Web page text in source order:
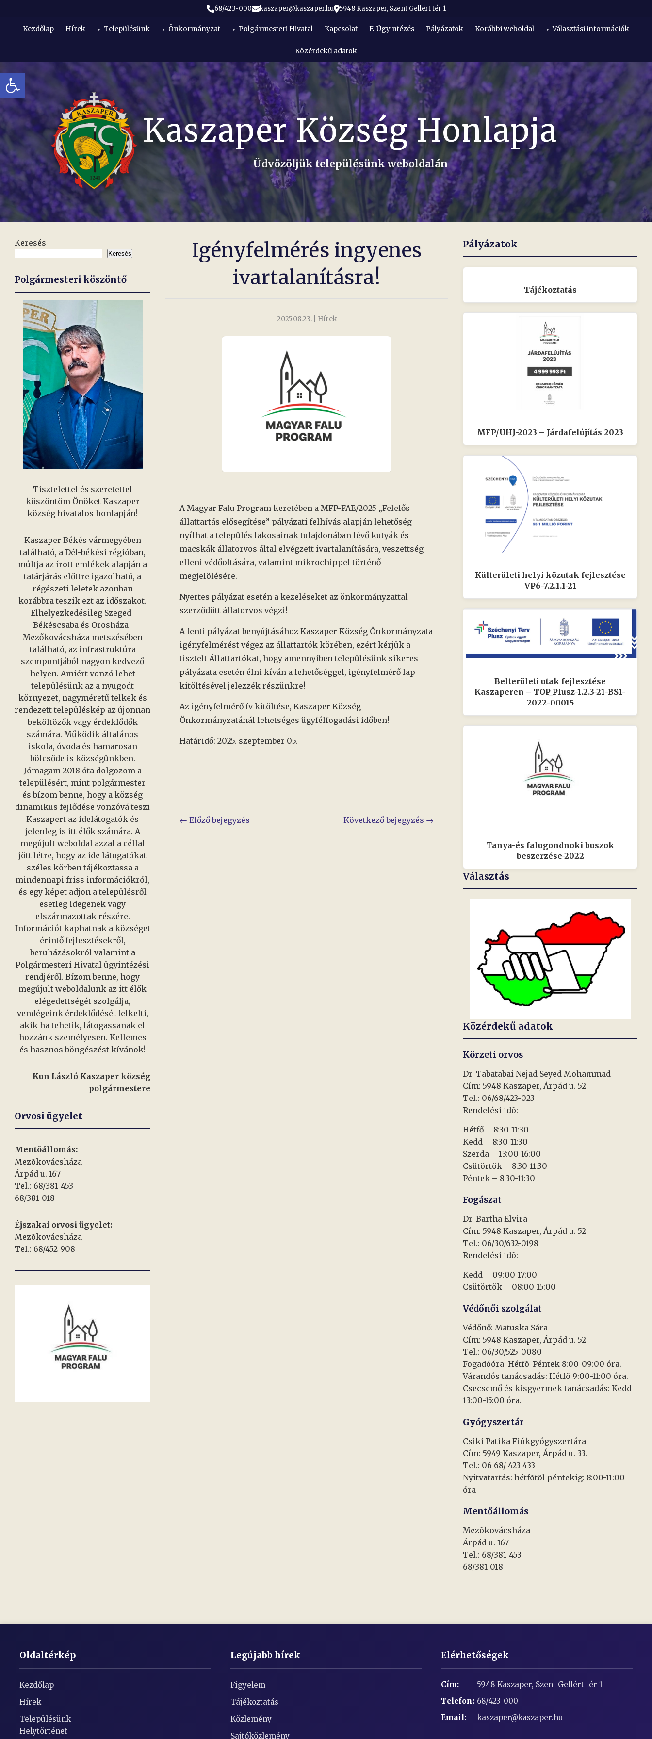
Eszköztár megnyitása
68/423-000 kaszaper@kaszaper.hu 5948 Kaszaper, Szent Gellért tér 1
Kezdőlap Hírek Településünk Önkormányzat Polgármesteri Hivatal Kapcsolat E-Ügyintézés Pályázatok Korábbi weboldal Választási információk
Közérdekű adatok
Kaszaper Község Honlapja
Üdvözöljük településünk weboldalán
Keresés
Keresés
Polgármesteri köszöntő
Tisztelettel és szeretettel
köszöntöm Önöket Kaszaper
község hivatalos honlapján!
Kaszaper Békés vármegyében
található, a Dél-békési régióban,
múltja az írott emlékek alapján a
tatárjárás előttre igazolható, a
régészeti leletek azonban
korábbra teszik ezt az időszakot.
Elhelyezkedésileg Szeged-
Békéscsaba és Orosháza-
Mezőkovácsháza metszésében
található, az infrastruktúra
szempontjából nagyon kedvező
helyen. Amiért vonzó lehet
településünk az a nyugodt
környezet, nagyméretű telkek és
rendezett településkép az újonnan
beköltözők vagy érdeklődők
számára. Működik általános
iskola, óvoda és hamarosan
bölcsőde is községünkben.
Jómagam 2018 óta dolgozom a
településért, mint polgármester
és bízom benne, hogy a község
dinamikus fejlődése vonzóvá teszi
Kaszapert az idelátogatók és
jelenleg is itt élők számára. A
megújult weboldal azzal a céllal
jött létre, hogy az ide látogatókat
széles körben tájékoztassa a
mindennapi friss információkról,
és egy képet adjon a településről
esetleg idegenek vagy
elszármazottak részére.
Információt kaphatnak a községet
érintő fejlesztésekről,
beruházásokról valamint a
Polgármesteri Hivatal ügyintézési
rendjéről. Bízom benne, hogy
megújult weboldalunk az itt élők
elégedettségét szolgálja,
vendégeink érdeklődését felkelti,
akik ha tehetik, látogassanak el
hozzánk személyesen. Kellemes
és hasznos böngészést kívánok!
Kun László Kaszaper község
polgármestere
Orvosi ügyelet
Mentõállomás:
Mezõkovácsháza
Árpád u. 167
Tel.: 68/381-453
68/381-018
Éjszakai orvosi ügyelet:
Mezõkovácsháza
Tel.: 68/452-908
Igényfelmérés ingyenes
ivartalanításra!
2025.08.23. | Hírek
AMagyar Falu Program keretében a MFP-FAE/2025 „Felelős
állattartás elősegítése” pályázati felhívás alapján lehetőség
nyílhat a település lakosainak tulajdonában lévő kutyák és
macskák állatorvos által elvégzett ivartalanítására, veszettség
elleni védőoltására, valamint mikrochippel történő
megjelölésére.
Nyertes pályázat esetén a kezeléseket az önkormányzattal
szerződött állatorvos végzi!
A fenti pályázat benyújtásához Kaszaper Község Önkormányzata
igényfelmérést végez az állattartók körében, ezért kérjük a
tisztelt Állattartókat, hogy amennyiben településünk sikeres
pályázata esetén élni kíván a lehetőséggel, igényfelmérő lap
kitöltésével jelezzék részünkre!
Az igényfelmérő ív kitöltése, Kaszaper Község
Önkormányzatánál lehetséges ügyfélfogadási időben!
Határidő: 2025. szeptember 05.
Bejegyzés
← Előző bejegyzés Következő bejegyzés →
Pályázatok
Tájékoztatás
MFP/UHJ-2023 – Járdafelújítás 2023
Külterületi helyi közutak fejlesztése
VP6-7.2.1.1-21
Belterületi utak fejlesztése
Kaszaperen – TOP_Plusz-1.2.3-21-BS1-
2022-00015
Tanya-és falugondnoki buszok
beszerzése-2022
Választás
Közérdekű adatok
Körzeti orvos
Dr. Tabatabai Nejad Seyed Mohammad
Cím: 5948 Kaszaper, Árpád u. 52.
Tel.: 06/68/423-023
Rendelési idõ:
Hétfő – 8:30-11:30
Kedd – 8:30-11:30
Szerda – 13:00-16:00
Csütörtök – 8:30-11:30
Péntek – 8:30-11:30
Fogászat
Dr. Bartha Elvira
Cím: 5948 Kaszaper, Árpád u. 52.
Tel.: 06/30/632-0198
Rendelési idõ:
Kedd – 09:00-17:00
Csütörtök – 08:00-15:00
Védőnői szolgálat
Védőnő: Matuska Sára
Cím: 5948 Kaszaper, Árpád u. 52.
Tel.: 06/30/525-0080
Fogadóóra: Hétfõ-Péntek 8:00-09:00 óra.
Várandós tanácsadás: Hétfõ 9:00-11:00 óra.
Csecsemő és kisgyermek tanácsadás: Kedd
13:00-15:00 óra.
Gyógyszertár
Csiki Patika Fiókgyógyszertára
Cím: 5949 Kaszaper, Árpád u. 33.
Tel.: 06 68/ 423 433
Nyitvatartás: hétfõtõl péntekig: 8:00-11:00
óra
Mentőállomás
Mezõkovácsháza
Árpád u. 167
Tel.: 68/381-453
68/381-018
Oldaltérkép
Kezdőlap
Hírek
Településünk
Helytörténet
Legújabb hírek
Figyelem
Tájékoztatás
Közlemény
Sajtóközlemény
Elérhetőségek
Cím:
5948 Kaszaper, Szent Gellért tér 1
Telefon: 68/423-000
Email:
kaszaper@kaszaper.hu